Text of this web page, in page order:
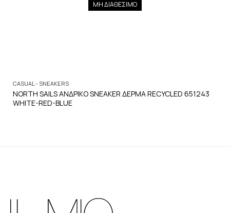
ΜΗ ΔΙΑΘΕΣΙΜΟ
CASUAL - SNEAKERS
NORTH SAILS ΑΝΔΡΙΚΟ SNEAKER ΔΕΡΜΑ RECYCLED 651243
WHITE-RED-BLUE